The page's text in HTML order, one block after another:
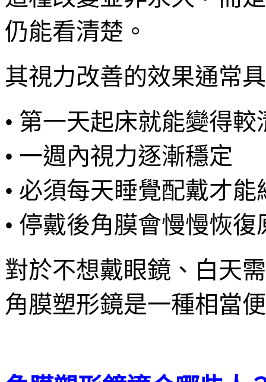
仍能看清楚。
其視力改善的效果通常
• 第一天起床就能變得較
• 一週內視力逐漸穩定
• 必須每天睡覺配戴才能
• 停戴後角膜會慢慢恢復
對於不想戴眼鏡、白天
角膜塑形鏡是一種相當